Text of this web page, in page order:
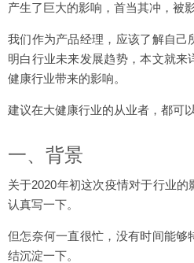
产生了巨大的影响，首当其冲，被
我们作为产品经理，应该了解自己
明白行业未来发展趋势，本文就来
健康行业带来的影响。
建议在大健康行业的从业者，都可
一、背景
关于2020年初这次疫情对于行业
认真写一下。
但怎奈何一直很忙，没有时间能够
结沉淀一下。